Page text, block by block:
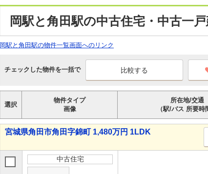
岡駅と角田駅の中古住宅・中古一
岡駅と角田駅の物件一覧画面へのリンク
チェックした物件を一括で
選択
物件タイプ
画像
所在地/交通
（駅/バス 所要時
宮城県角田市角田字錦町 1,480万円 1LDK
中古住宅